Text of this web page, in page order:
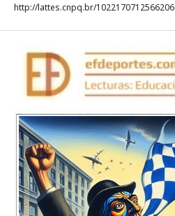
http://lattes.cnpq.br/1022170712566206